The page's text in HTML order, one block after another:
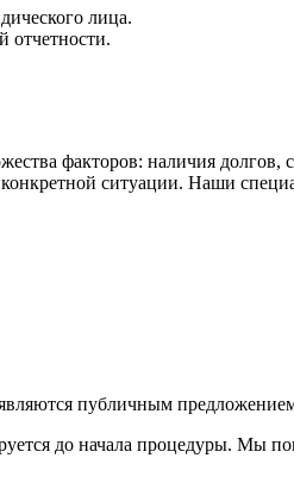
лица.
отчетности.
факторов: наличия долгов,
ситуации. Наши
публичным
до начала процедуры.